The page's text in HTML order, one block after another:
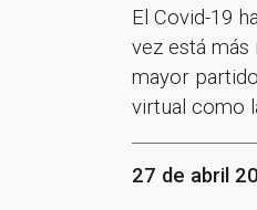
El Covid-19
vez está
mayor
virtual como
27 de abril